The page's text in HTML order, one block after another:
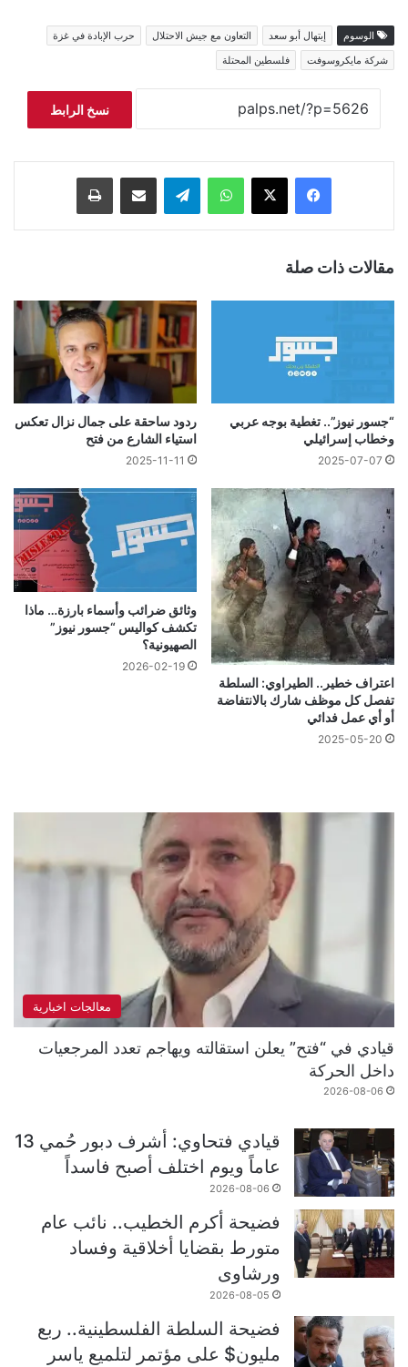
الوسوم إبتهال أبو سعد التعاون مع جيش الاحتلال
حرب الإبادة في غزة
شركة مايكروسوفت
فلسطين المحتلة
نسخ الرابط
فيسبوك ‫X واتساب تيلقرام مشاركة عبر البريد طباعة
مقالات ذات صلة
“جسور نيوز”.. تغطية بوجه عربي
وخطاب إسرائيلي
2025-07-07
ردود ساحقة على جمال نزال تعكس
استياء الشارع من فتح
2025-11-11
اعتراف خطير.. الطيراوي: السلطة
تفصل كل موظف شارك بالانتفاضة
أو أي عمل فدائي
2025-05-20
وثائق ضرائب وأسماء بارزة… ماذا
تكشف كواليس “جسور نيوز”
الصهيونية؟
2026-02-19
معالجات اخبارية
قيادي في “فتح” يعلن استقالته ويهاجم تعدد المرجعيات
داخل الحركة
2026-08-06
قيادي فتحاوي: أشرف دبور حُمي 13
عاماً ويوم اختلف أصبح فاسداً
2026-08-06
فضيحة أكرم الخطيب.. نائب عام
متورط بقضايا أخلاقية وفساد
ورشاوى
2026-08-05
فضيحة السلطة الفلسطينية.. ربع
مليون$ على مؤتمر لتلميع ياسر